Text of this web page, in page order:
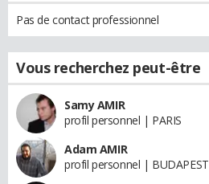
Pas de contact professionnel
Vous recherchez peut-être
Samy AMIR
profil personnel | PARIS
Adam AMIR
profil personnel | BUDAPEST